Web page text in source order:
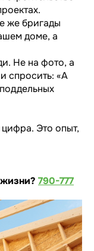
же бригады
доме, а
Не на фото, а
спросить: «А
Это опыт,
790-777